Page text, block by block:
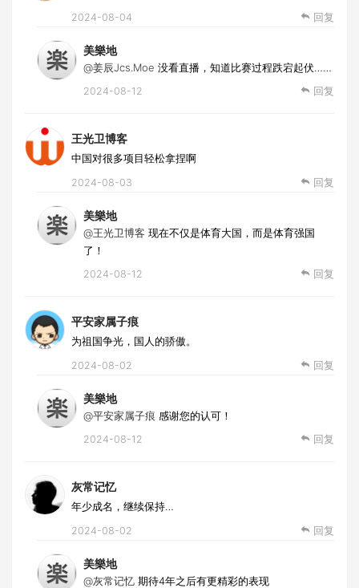
2024-08-04 回复
美樂地
@姜辰Jcs.Moe 没看直播，知道比赛过程跌宕起伏……
2024-08-12 回复
王光卫博客
中国对很多项目轻松拿捏啊
2024-08-03 回复
美樂地
@王光卫博客 现在不仅是体育大国，而是体育强国
了！
2024-08-12 回复
平安家属子痕
为祖国争光，国人的骄傲。
2024-08-02 回复
美樂地
@平安家属子痕 感谢您的认可！
2024-08-12 回复
灰常记忆
年少成名，继续保持…
2024-08-02 回复
美樂地
@灰常记忆 期待4年之后有更精彩的表现